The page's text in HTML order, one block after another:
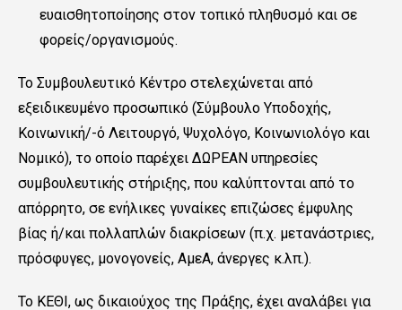
ευαισθητοποίησης στον τοπικό πληθυσμό και σε
φορείς/οργανισμούς.
Το Συμβουλευτικό Κέντρο στελεχώνεται από
εξειδικευμένο προσωπικό (Σύμβουλο Υποδοχής,
Κοινωνική/-ό Λειτουργό, Ψυχολόγο, Κοινωνιολόγο και
Νομικό), το οποίο παρέχει ΔΩΡΕΑΝ υπηρεσίες
συμβουλευτικής στήριξης, που καλύπτονται από το
απόρρητο, σε ενήλικες γυναίκες επιζώσες έμφυλης
βίας ή/και πολλαπλών διακρίσεων (π.χ. μετανάστριες,
πρόσφυγες, μονογονείς, ΑμεΑ, άνεργες κ.λπ.).
Το ΚΕΘΙ, ως δικαιούχος της Πράξης, έχει αναλάβει για